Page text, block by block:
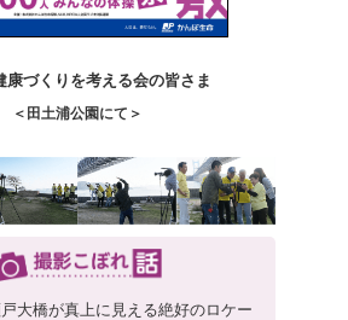
康づくりを考える会の皆さま
＜田土浦公園にて＞
大橋が真上に見える絶好のロケー